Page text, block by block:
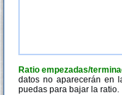
Ratio empezadas/
datos no aparecerán en
puedas para bajar la ratio.